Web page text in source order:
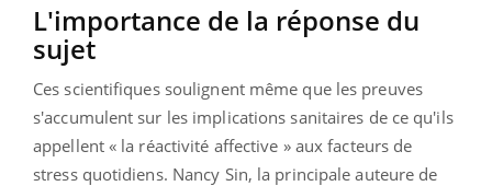
L'importance de la réponse du
sujet
Ces scientifiques soulignent même que les preuves
s'accumulent sur les implications sanitaires de ce qu'ils
appellent « la réactivité affective » aux facteurs de
stress quotidiens. Nancy Sin, la principale auteure de